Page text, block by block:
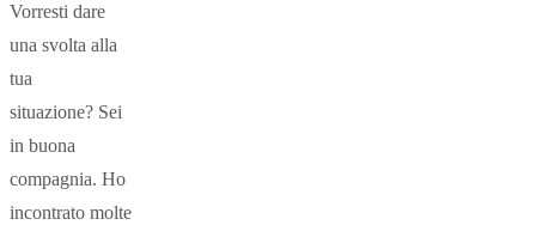
Vorresti dare
una svolta alla
tua
situazione? Sei
in buona
compagnia. Ho
incontrato molte